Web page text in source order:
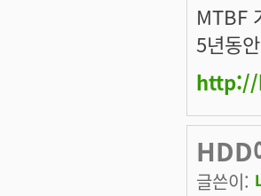
MTBF
5년동
HDD
글쓴이: